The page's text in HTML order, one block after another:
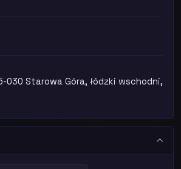
030 Starowa Góra, łódzki wschodni,